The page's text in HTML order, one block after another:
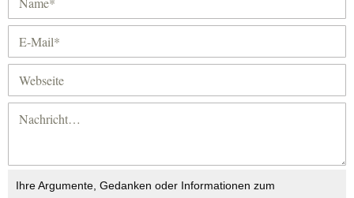
Ihre Argumente, Gedanken oder Informationen zum